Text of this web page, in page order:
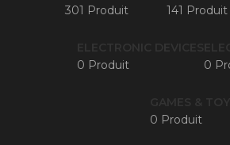
301 Produit
141 Produit
0 Produit
0
0 Produit